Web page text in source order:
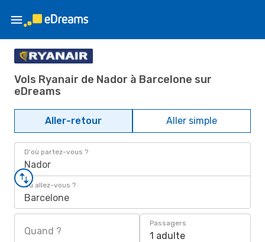
Vols Ryanair de Nador à Barcelone sur
eDreams
Aller-retour Aller simple
D'où partez-vous ?
Nador
Où allez-vous ?
Barcelone
Quand ?
Passagers
1 adulte